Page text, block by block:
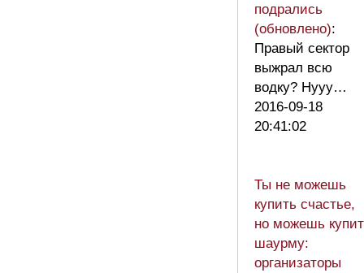
подрались
(обновлено):
Правый сектор
выжрал всю
водку? Нууу…
2016-09-18
20:41:02
Ты не можешь
купить счастье,
но можешь
шаурму:
организаторы